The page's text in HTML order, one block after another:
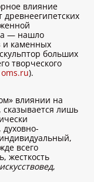
влияние
древнеегипетских
— нашло
и каменных
больших
творческого
oms.ru).
влиянии на
сказывается лишь
всего
жесткость
,